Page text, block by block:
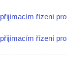
řízení
řízení